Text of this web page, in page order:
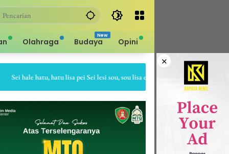
Olahraga Budaya Opini
×
hale hatu, hatu lisa pei Sei lesi sou, sou lisa ei Sapa bale batu, batu gepe dia